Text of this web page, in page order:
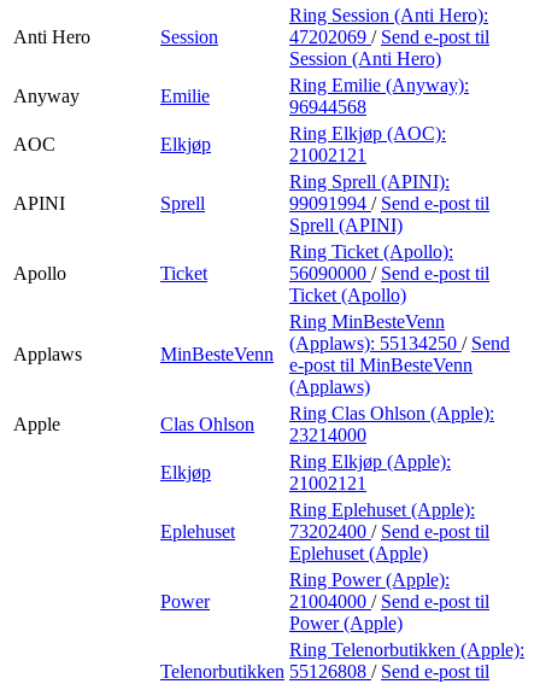
Anti Hero Session
Ring Session (Anti Hero):
47202069 / Send e-post til
Session (Anti Hero)
Anyway
Emilie
Ring Emilie (Anyway):
96944568
AOC
Elkjøp
Ring Elkjøp (AOC):
21002121
APINI Sprell
Ring Sprell (APINI):
99091994 / Send e-post til
Sprell (APINI)
Apollo Ticket
Ring Ticket (Apollo):
56090000 / Send e-post til
Ticket (Apollo)
Applaws MinBesteVenn
Ring MinBesteVenn
(Applaws): 55134250 / Send
e-post til MinBesteVenn
(Applaws)
Apple
Clas Ohlson
Ring Clas Ohlson (Apple):
23214000
Elkjøp
Ring Elkjøp (Apple):
21002121
Eplehuset
Ring Eplehuset (Apple):
73202400 / Send e-post til
Eplehuset (Apple)
Power
Ring Power (Apple):
21004000 / Send e-post til
Power (Apple)
Telenorbutikken
Ring Telenorbutikken (Apple):
55126808 / Send e-post til